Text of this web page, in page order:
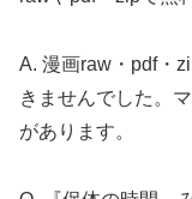
A. 漫画raw・pdf・
きませんでした。
があります。